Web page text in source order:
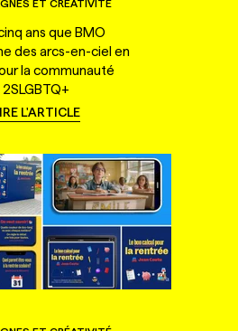
ET CRÉATIVITÉ
ans que BMO
des arcs-en-ciel en
la communauté
2SLGBTQ+
L'ARTICLE